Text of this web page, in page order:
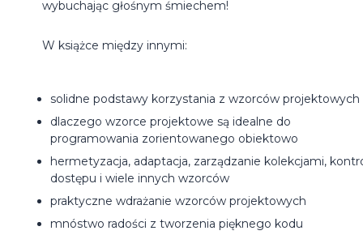
wybuchając głośnym śmiechem!
W książce między innymi:
solidne podstawy korzystania z wzorców projektowych
dlaczego wzorce projektowe są idealne do
programowania zorientowanego obiektowo
hermetyzacja, adaptacja, zarządzanie kolekcjami,
dostępu i wiele innych wzorców
praktyczne wdrażanie wzorców projektowych
mnóstwo radości z tworzenia pięknego kodu